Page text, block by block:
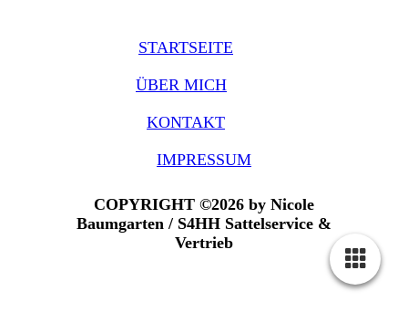
STARTSEITE
ÜBER MICH
KONTAKT
IMPRESSUM
COPYRIGHT ©2026 by Nicole
Baumgarten / S4HH Sattelservice &
Vertrieb